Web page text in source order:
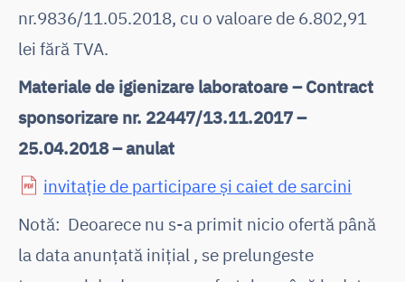
nr.9836/11.05.2018, cu o valoare de 6.802,91
lei fără TVA.
Materiale de igienizare laboratoare – Contract
sponsorizare nr. 22447/13.11.2017 –
25.04.2018 – anulat
invitație de participare și caiet de sarcini
Notă: Deoarece nu s-a primit nicio ofertă până
la data anunțată inițial , se prelungeste